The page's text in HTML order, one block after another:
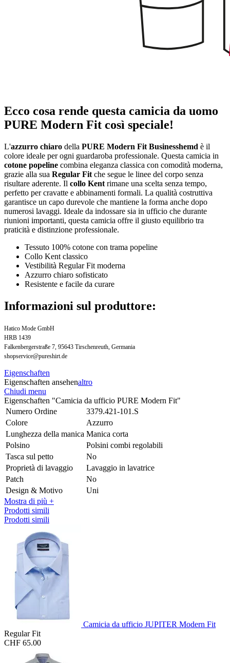
Ecco cosa rende questa camicia da uomo
PURE Modern Fit così speciale!
L'azzurro chiaro della PURE Modern Fit Businesshemd è il
colore ideale per ogni guardaroba professionale. Questa camicia in
cotone popeline combina eleganza classica con comodità moderna,
grazie alla sua Regular Fit che segue le linee del corpo senza
risultare aderente. Il collo Kent rimane una scelta senza tempo,
perfetto per cravatte e abbinamenti formali. La qualità costruttiva
garantisce un capo durevole che mantiene la forma anche dopo
numerosi lavaggi. Ideale da indossare sia in ufficio che durante
riunioni importanti, questa camicia offre il giusto equilibrio tra
praticità e distinzione professionale.
Tessuto 100% cotone con trama popeline
Collo Kent classico
Vestibilità Regular Fit moderna
Azzurro chiaro sofisticato
Resistente e facile da curare
Informazioni sul produttore:
Hatico Mode GmbH
HRB 1439
Falkenbergerstraße 7, 95643 Tirschenreuth, Germania
shopservice@pureshirt.de
Eigenschaften
Eigenschaften ansehenaltro
Chiudi menu
Eigenschaften "Camicia da ufficio PURE Modern Fit"
Numero Ordine
3379.421-101.S
Colore
Azzurro
Lunghezza della manica Manica corta
Polsino
Polsini combi regolabili
Tasca sul petto
No
Proprietà di lavaggio
Lavaggio in lavatrice
Patch
No
Design & Motivo
Uni
Mostra di più +
Prodotti simili
Prodotti simili
Camicia da ufficio JUPITER Modern Fit
Regular Fit
CHF 65.00